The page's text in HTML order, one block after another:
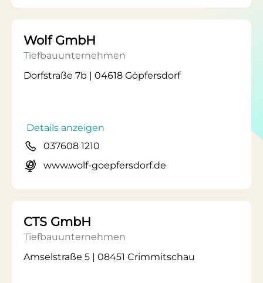
Wolf GmbH
Tiefbauunternehmen
Dorfstraße 7b | 04618 Göpfersdorf
Details anzeigen
037608 1210
www.wolf-goepfersdorf.de
CTS GmbH
Tiefbauunternehmen
Amselstraße 5 | 08451 Crimmitschau